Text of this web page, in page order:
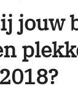
jouw
2018?